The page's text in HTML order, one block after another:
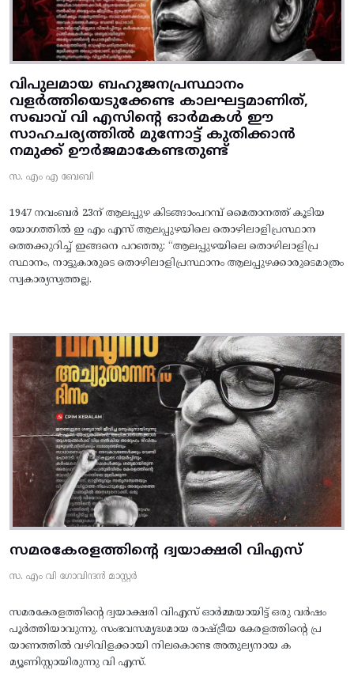
വിപുലമായ ബഹുജനപ്രസ്ഥാനം
വളർത്തിയെടുക്കേണ്ട കാലഘട്ടമാണിത്,
സഖാവ് വി എസിന്റെ ഓർമകൾ ഈ
സാഹചര്യത്തിൽ മുന്നോട്ട്‌ കുതിക്കാൻ
നമുക്ക് ഊർജമാകേണ്ടതുണ്ട്
സ. എം എ ബേബി
1947 നവംബർ 23ന് ആലപ്പുഴ കിടങ്ങാംപറമ്പ്‌ മൈതാനത്ത്‌ കൂടിയ
യോഗത്തിൽ ഇ എം എസ് ആലപ്പുഴയിലെ തൊഴിലാളിപ്രസ്ഥാന
ത്തെക്കുറിച്ച് ഇങ്ങനെ പറഞ്ഞു: “ആലപ്പുഴയിലെ തൊഴിലാളിപ്ര
സ്ഥാനം, നാട്ടുകാരുടെ തൊഴിലാളിപ്രസ്ഥാനം ആലപ്പുഴക്കാരുടെമാത്രം
സ്വകാര്യസ്വത്തല്ല.
സമരകേരളത്തിൻ്റെ ദ്വയാക്ഷരി വിഎസ്
സ. എം വി ഗോവിന്ദൻ മാസ്റ്റർ
സമരകേരളത്തിൻ്റെ ദ്വയാക്ഷരി വിഎസ് ഓർമ്മയായിട്ട് ഒരു വർഷം
പൂർത്തിയാവുന്നു. സംഭവസമൃദ്ധമായ രാഷ്ട്രീയ കേരളത്തിന്റെ പ്ര
യാണത്തിൽ വഴിവിളക്കായി നിലകൊണ്ട അതുല്യനായ ക
മ്യൂണിസ്റ്റായിരുന്നു വി എസ്.